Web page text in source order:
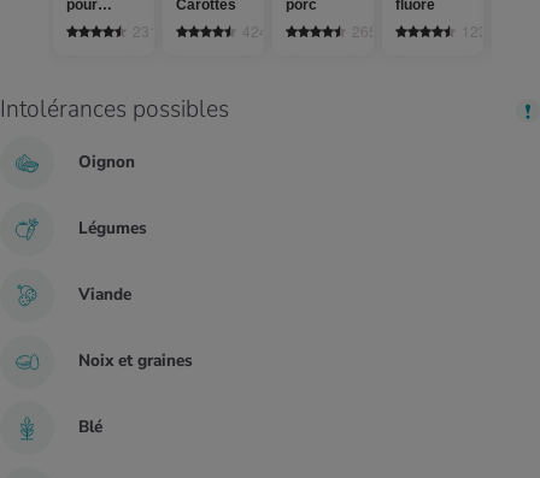
pour
sauce
231
Carottes
4246
porc
265
fluoré
1235
Intolérances possibles
Oignon
Légumes
Viande
Noix et graines
Blé